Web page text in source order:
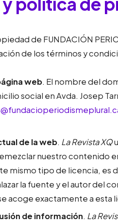
de FUNDACIÓN
de los términos y
web. El nombre del
social en Avda. Josep
de la web. La Revista XQ
nuestro contenido
mismo tipo de licencia, es
la fuente y el autor del
acoge exactamente a esta
de información. La